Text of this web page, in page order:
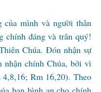
của mình và người thân
chính đáng và trân quý!
Chúa. Đón nhận sự
nhận chính Chúa, bởi vì
Rm 16,20). Theo